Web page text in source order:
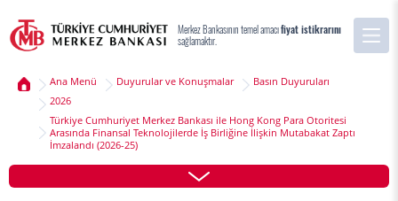
Merkez Bankasının temel amacıfiyat istikrarını
sağlamaktır.
Ana Menü Duyurular ve Konuşmalar
Basın Duyuruları
2026
Türkiye Cumhuriyet Merkez Bankası ile Hong Kong Para Otoritesi
Arasında Finansal Teknolojilerde İş Birliğine İlişkin Mutabakat Zaptı
İmzalandı (2026-25)